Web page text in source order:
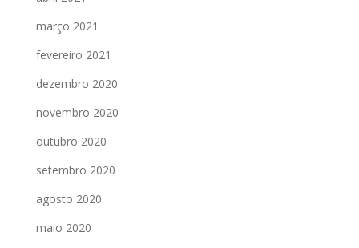
março 2021
fevereiro 2021
dezembro 2020
novembro 2020
outubro 2020
setembro 2020
agosto 2020
maio 2020